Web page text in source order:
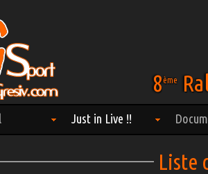
8ème
Just in Live !!
Liste